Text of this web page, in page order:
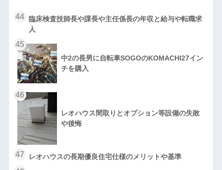
44
臨床検査技師長や課長や主任係長の年収と給与や転職求
人
45
中2の長男に自転車SOGOのKOMACHI27イン
チを購入
46
レオハウス間取りとオプション等設備の失敗
や後悔
47 レオハウスの長期優良住宅仕様のメリットや基準